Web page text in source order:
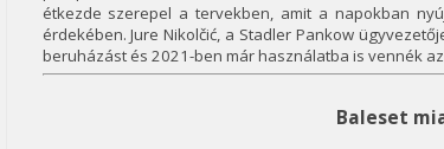
étkezde szerepel a tervekben, amit a napokban
érdekében. Jure Nikolčić, a Stadler Pankow
beruházást és 2021-ben már használatba is vennék
Baleset